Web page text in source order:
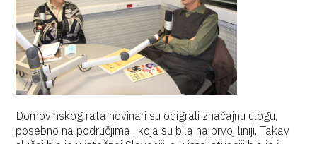
Domovinskog rata novinari su odigrali značajnu ulogu,
posebno na područjima , koja su bila na prvoj liniji. Takav